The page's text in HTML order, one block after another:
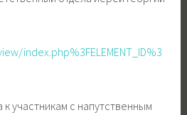
index.php%3FELEMENT_ID%3
участникам с напутственным